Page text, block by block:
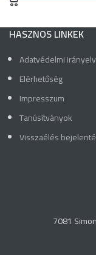
HASZNOS LINKEK
Adatvédelmi
Elérhetőség
Impresszum
Tanúsítványok
Visszaélés
7081